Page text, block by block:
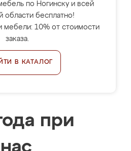
по Ногинску и всей
области бесплатно!
мебели: 10% от стоимости
заказа.
В КАТАЛОГ
при